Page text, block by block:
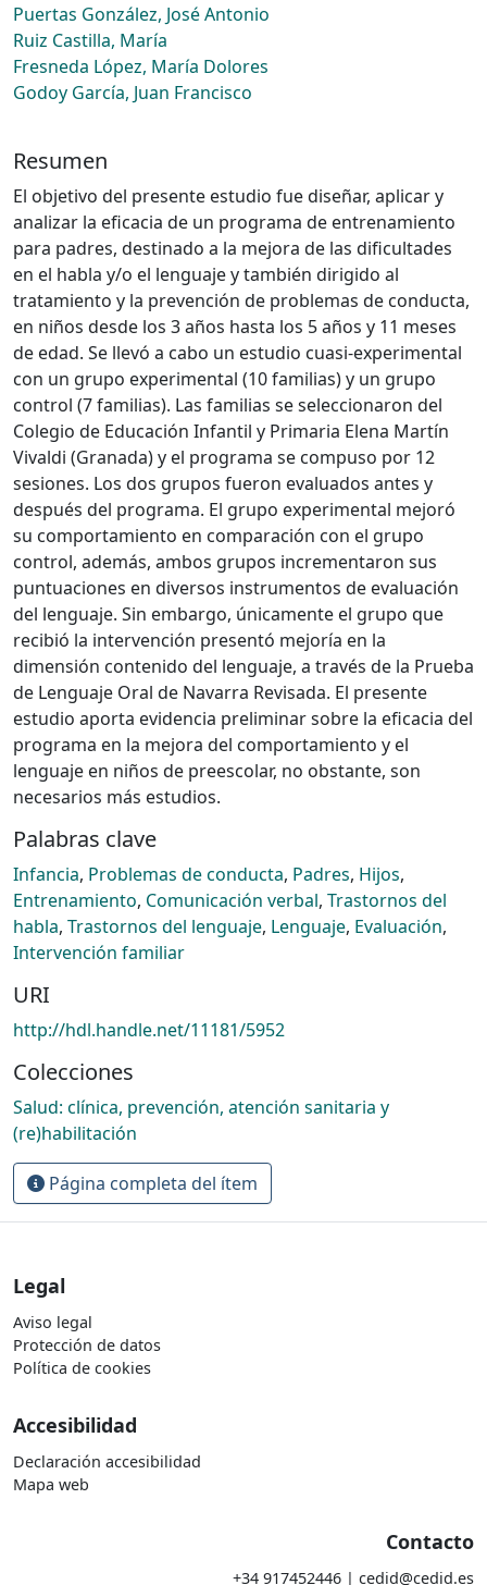
Puertas González, José Antonio
Ruiz Castilla, María
Fresneda López, María Dolores
Godoy García, Juan Francisco
Resumen
El objetivo del presente estudio fue diseñar, aplicar y
analizar la eficacia de un programa de entrenamiento
para padres, destinado a la mejora de las dificultades
en el habla y/o el lenguaje y también dirigido al
tratamiento y la prevención de problemas de conducta,
en niños desde los 3 años hasta los 5 años y 11 meses
de edad. Se llevó a cabo un estudio cuasi-experimental
con un grupo experimental (10 familias) y un grupo
control (7 familias). Las familias se seleccionaron del
Colegio de Educación Infantil y Primaria Elena Martín
Vivaldi (Granada) y el programa se compuso por 12
sesiones. Los dos grupos fueron evaluados antes y
después del programa. El grupo experimental mejoró
su comportamiento en comparación con el grupo
control, además, ambos grupos incrementaron sus
puntuaciones en diversos instrumentos de evaluación
del lenguaje. Sin embargo, únicamente el grupo que
recibió la intervención presentó mejoría en la
dimensión contenido del lenguaje, a través de la Prueba
de Lenguaje Oral de Navarra Revisada. El presente
estudio aporta evidencia preliminar sobre la eficacia del
programa en la mejora del comportamiento y el
lenguaje en niños de preescolar, no obstante, son
necesarios más estudios.
Palabras clave
Infancia, Problemas de conducta, Padres, Hijos,
Entrenamiento, Comunicación verbal, Trastornos del
habla, Trastornos del lenguaje, Lenguaje, Evaluación,
Intervención familiar
URI
http://hdl.handle.net/11181/5952
Colecciones
Salud: clínica, prevención, atención sanitaria y
(re)habilitación
Página completa del ítem
Legal
Aviso legal
Protección de datos
Política de cookies
Accesibilidad
Declaración accesibilidad
Mapa web
Contacto
+34 917452446 | cedid@cedid.es